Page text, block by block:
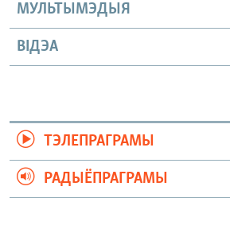
МУЛЬТЫМЭДЫЯ
ВІДЭА
ТЭЛЕПРАГРАМЫ
РАДЫЁПРАГРАМЫ